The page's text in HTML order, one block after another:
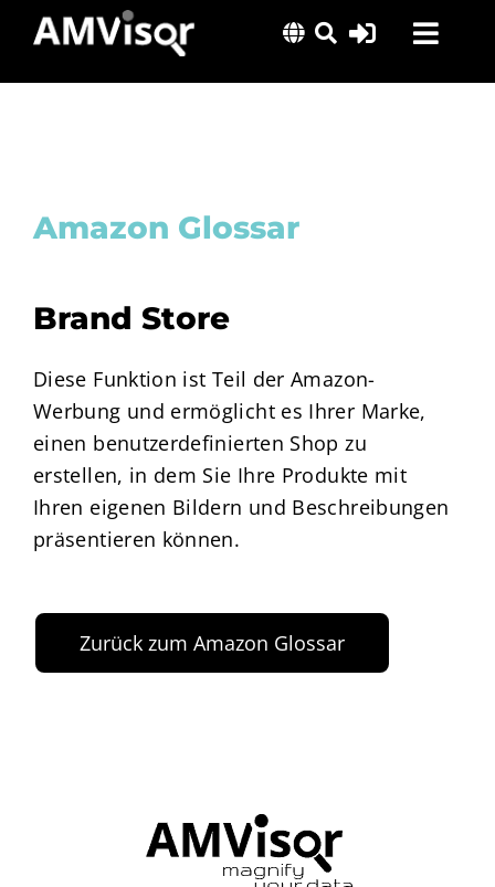
content
Lösungen
Über uns
Amazon Glossar
Brand Store
Diese Funktion ist Teil der Amazon-
Werbung und ermöglicht es Ihrer Marke,
einen benutzerdefinierten Shop zu
erstellen, in dem Sie Ihre Produkte mit
Ihren eigenen Bildern und Beschreibungen
präsentieren können.
Zurück zum Amazon Glossar